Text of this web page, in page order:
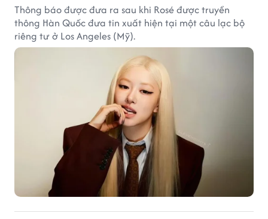
Thông báo được đưa ra sau khi Rosé được truyền
thông Hàn Quốc đưa tin xuất hiện tại một câu lạc bộ
riêng tư ở Los Angeles (Mỹ).